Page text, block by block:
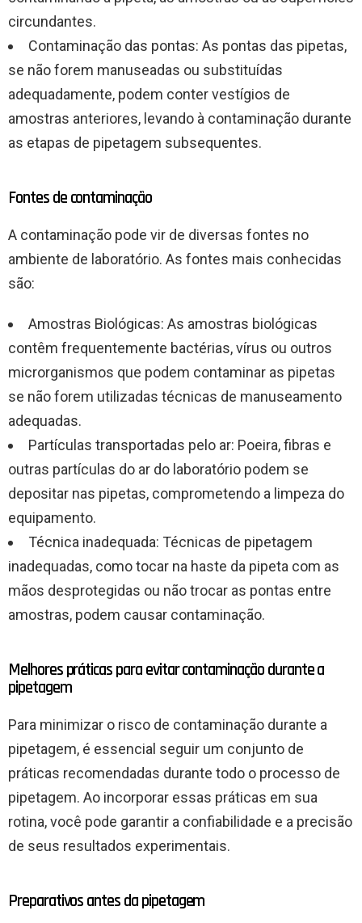
circundantes.
Contaminação das pontas: As pontas das pipetas,
se não forem manuseadas ou substituídas
adequadamente, podem conter vestígios de
amostras anteriores, levando à contaminação durante
as etapas de pipetagem subsequentes.
Fontes de contaminação
A contaminação pode vir de diversas fontes no
ambiente de laboratório. As fontes mais conhecidas
são:
Amostras Biológicas: As amostras biológicas
contêm frequentemente bactérias, vírus ou outros
microrganismos que podem contaminar as pipetas
se não forem utilizadas técnicas de manuseamento
adequadas.
Partículas transportadas pelo ar: Poeira, fibras e
outras partículas do ar do laboratório podem se
depositar nas pipetas, comprometendo a limpeza do
equipamento.
Técnica inadequada: Técnicas de pipetagem
inadequadas, como tocar na haste da pipeta com as
mãos desprotegidas ou não trocar as pontas entre
amostras, podem causar contaminação.
Melhores práticas para evitar contaminação durante a
pipetagem
Para minimizar o risco de contaminação durante a
pipetagem, é essencial seguir um conjunto de
práticas recomendadas durante todo o processo de
pipetagem. Ao incorporar essas práticas em sua
rotina, você pode garantir a confiabilidade e a precisão
de seus resultados experimentais.
Preparativos antes da pipetagem